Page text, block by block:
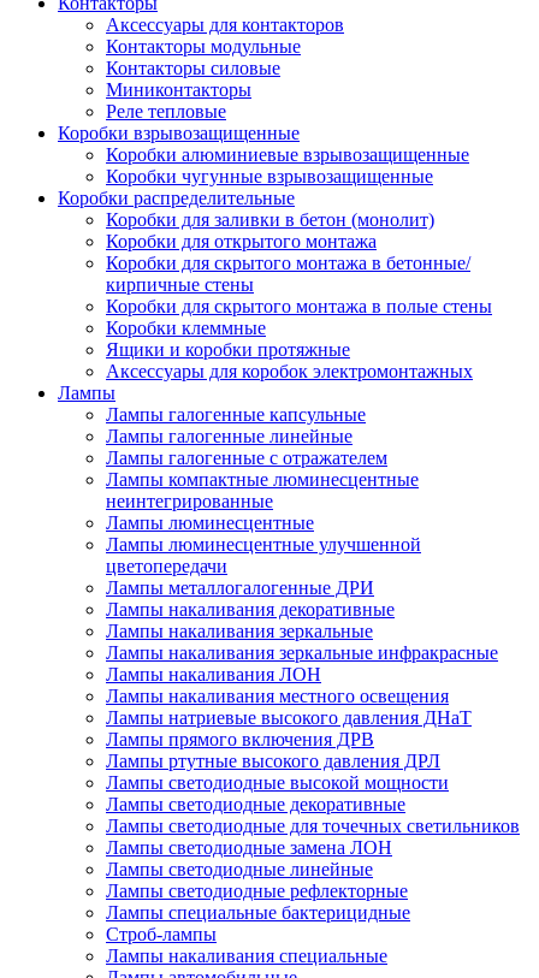
Аксессуары для контакторов
Контакторы модульные
Контакторы силовые
Миниконтакторы
Реле тепловые
Коробки взрывозащищенные
Коробки алюминиевые взрывозащищенные
Коробки чугунные взрывозащищенные
Коробки распределительные
Коробки для заливки в бетон (монолит)
Коробки для открытого монтажа
Коробки для скрытого монтажа в бетонные/
кирпичные стены
Коробки для скрытого монтажа в полые стены
Коробки клеммные
Ящики и коробки протяжные
Аксессуары для коробок электромонтажных
Лампы
Лампы галогенные капсульные
Лампы галогенные линейные
Лампы галогенные с отражателем
Лампы компактные люминесцентные
неинтегрированные
Лампы люминесцентные
Лампы люминесцентные улучшенной
цветопередачи
Лампы металлогалогенные ДРИ
Лампы накаливания декоративные
Лампы накаливания зеркальные
Лампы накаливания зеркальные инфракрасные
Лампы накаливания ЛОН
Лампы накаливания местного освещения
Лампы натриевые высокого давления ДНаТ
Лампы прямого включения ДРВ
Лампы ртутные высокого давления ДРЛ
Лампы светодиодные высокой мощности
Лампы светодиодные декоративные
Лампы светодиодные для точечных светильников
Лампы светодиодные замена ЛОН
Лампы светодиодные линейные
Лампы светодиодные рефлекторные
Лампы специальные бактерицидные
Строб-лампы
Лампы накаливания специальные